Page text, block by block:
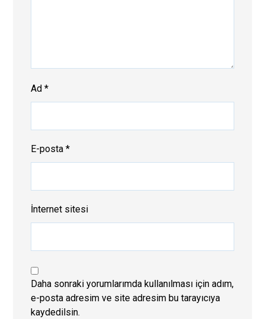
Ad*
E-posta*
İnternet sitesi
Daha sonraki yorumlarımda kullanılması için adım,
e-posta adresim ve site adresim bu tarayıcıya
kaydedilsin.